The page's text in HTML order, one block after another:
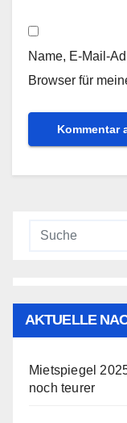
Name, E-Mail-
Browser für
AKTUELLE
Mietspiegel
noch teurer